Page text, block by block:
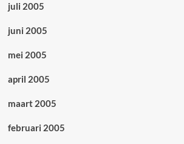
juli 2005
juni 2005
mei 2005
april 2005
maart 2005
februari 2005